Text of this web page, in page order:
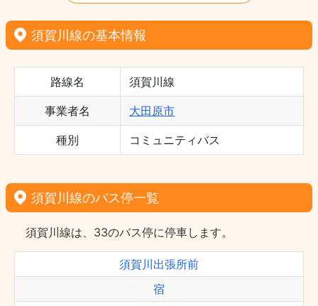
須賀川線の基本情報
路線名 須賀川線
事業者名 大田原市
種別 コミュニティバス
須賀川線のバス停一覧
須賀川線は、33のバス停に停車します。
須賀川出張所前
宿